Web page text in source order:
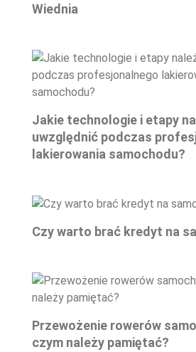
Wiednia
Jakie technologie i etapy
uwzględnić podczas
lakierowania samochodu?
Czy warto brać kredyt na
Przewożenie rowerów
czym należy pamiętać?